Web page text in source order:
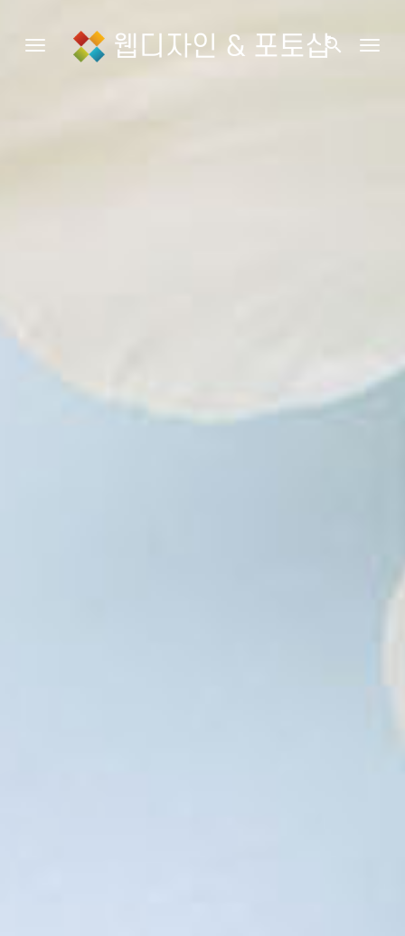
Toggle navigation웹디자인 & 포토샵search